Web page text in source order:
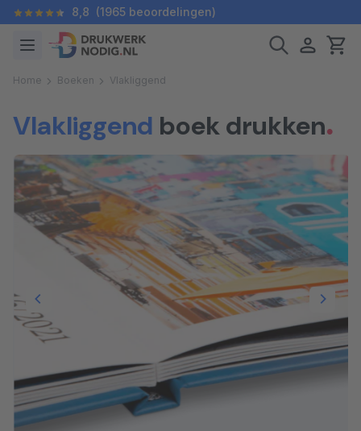
8,8 (1965 beoordelingen)
Home Boeken Vlakliggend
Vlakliggend boek drukken